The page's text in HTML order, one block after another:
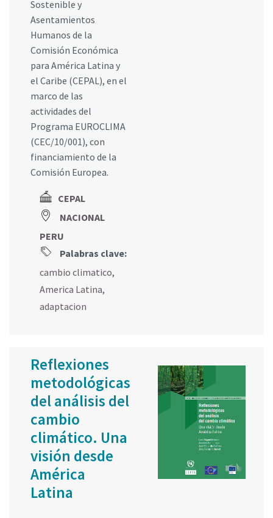
Sostenible y
Asentamientos
Humanos de la
Comisión Económica
para América Latina y
el Caribe (CEPAL), en el
marco de las
actividades del
Programa EUROCLIMA
(CEC/10/001), con
financiamiento de la
Comisión Europea.
CEPAL
NACIONAL
PERU
Palabras clave:
cambio climatico,
America Latina,
adaptacion
Reflexiones
metodológicas
del análisis del
cambio
climático. Una
visión desde
América
Latina